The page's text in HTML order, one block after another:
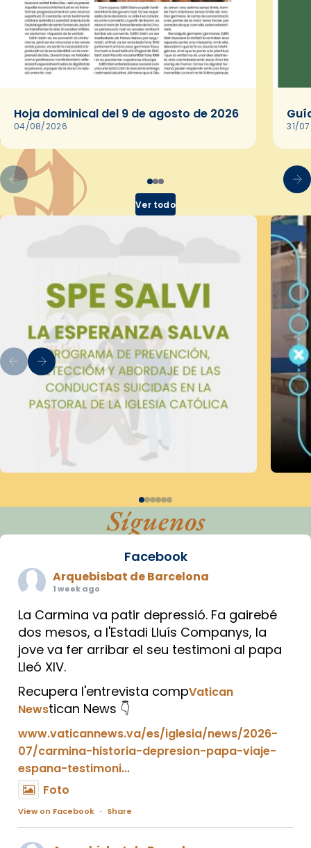
Hoja dominical del 9 de agosto de 2026
04/08/2026 31/
Ver todo
Síguenos
Facebook
Arquebisbat de Barcelona
1 week ago
La Carmina va patir depressió. Fa gairebé
dos mesos, a l'Estadi Lluís Companys, la
jove va fer arribar el seu testimoni al papa
Lleó XIV.
Recupera l'entrevista compVatican
Newstican News 👇
www.vaticannews.va/es/iglesia/news/2026-
07/carmina-historia-depresion-papa-viaje-
espana-testimoni...
Foto
View on Facebook · Share